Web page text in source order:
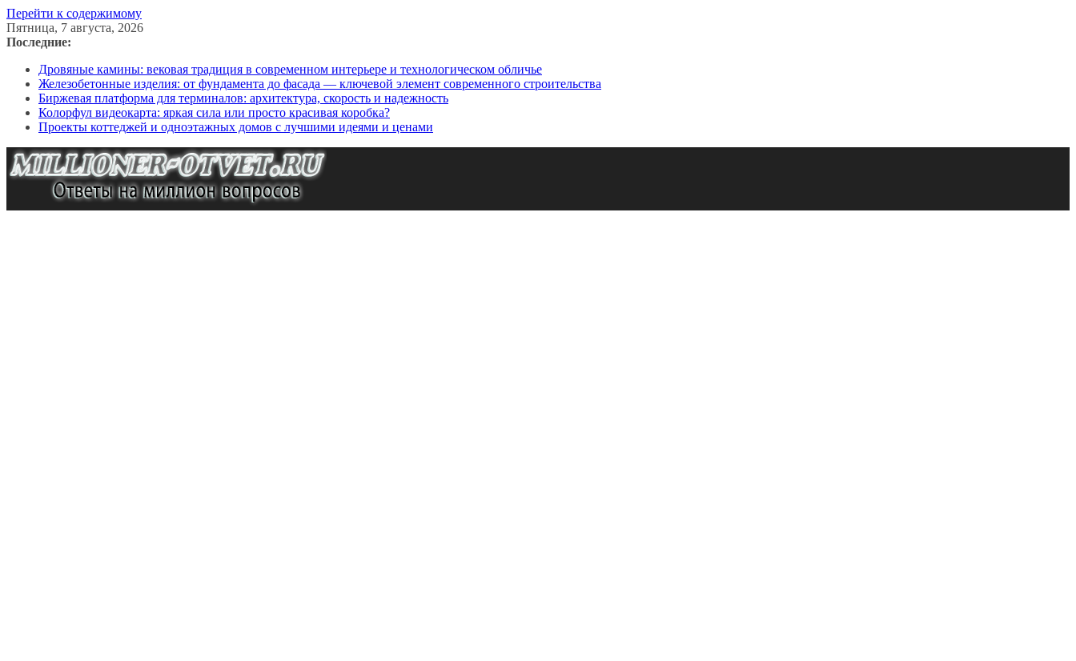
Перейти к содержимому
Пятница, 7 августа, 2026
Последние:
Дровяные камины: вековая традиция в современном интерьере и технологическом обличье
Железобетонные изделия: от фундамента до фасада — ключевой элемент современного строительства
Биржевая платформа для терминалов: архитектура, скорость и надежность
Колорфул видеокарта: яркая сила или просто красивая коробка?
Проекты коттеджей и одноэтажных домов с лучшими идеями и ценами